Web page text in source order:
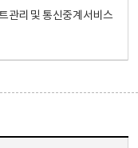
관리 및 통신중계서비스